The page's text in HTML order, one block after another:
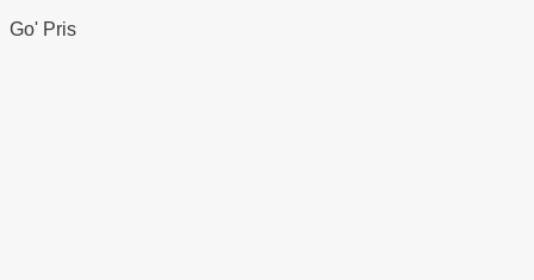
Go' Pris